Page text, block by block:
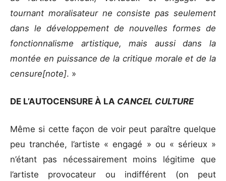
tournant moralisateur ne consiste pas seulement
dans le développement de nouvelles formes de
fonctionnalisme artistique, mais aussi dans la
montée en puissance de la critique morale et de la
censure[note]. »
DE L’AUTOCENSURE À LA CANCEL CULTURE
Même si cette façon de voir peut paraître quelque
peu tranchée, l’artiste « engagé » ou « sérieux »
n’étant pas nécessairement moins légitime que
l’artiste provocateur ou indifférent (on peut